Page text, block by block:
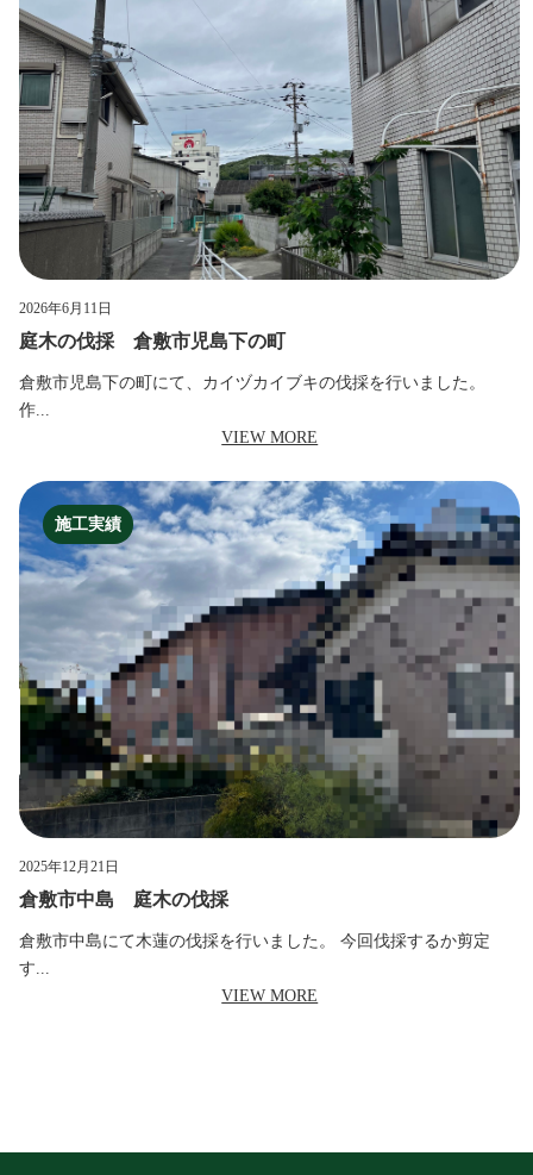
2026年6月11日
庭木の伐採 倉敷市児島下の町
倉敷市児島下の町にて、カイヅカイブキの伐採を行いました。
作...
VIEW MORE
施工実績
2025年12月21日
倉敷市中島 庭木の伐採
倉敷市中島にて木蓮の伐採を行いました。 今回伐採するか剪定
す...
VIEW MORE